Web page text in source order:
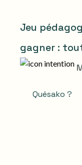
Jeu
gagner :
Quésako ?